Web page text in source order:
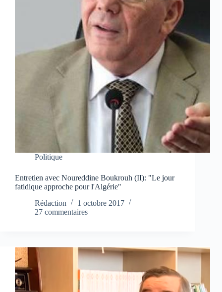
Politique
Entretien avec Noureddine Boukrouh (II): "Le jour
fatidique approche pour l'Algérie"
Rédaction
1 octobre 2017
27 commentaires